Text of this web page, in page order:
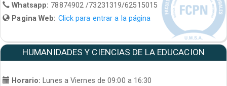
Whatsapp: 78874902 /73231319/62515015
Pagina Web: Click para entrar a la página
HUMANIDADES Y CIENCIAS DE LA EDUCACION
Horario: Lunes a Viernes de 09:00 a 16:30